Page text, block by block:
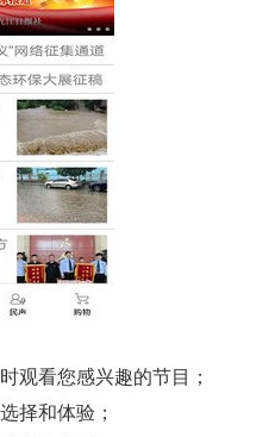
观看您感兴趣的节目；
择和体验；